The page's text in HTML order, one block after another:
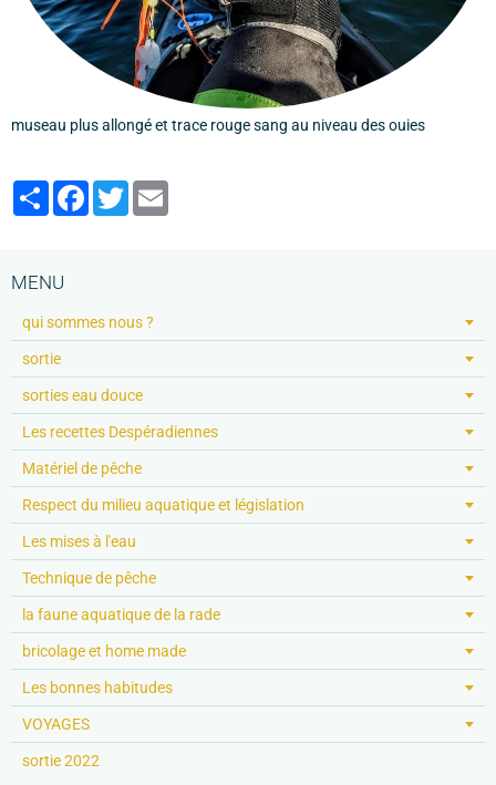
museau plus allongé et trace rouge sang au niveau des ouies
PartagerFacebook
Twitter
MENU
qui sommes nous ?
sortie
sorties eau douce
Les recettes Despéradiennes
Matériel de pêche
Respect du milieu aquatique et législation
Les mises à l'eau
Technique de pêche
la faune aquatique de la rade
bricolage et home made
Les bonnes habitudes
VOYAGES
sortie 2022